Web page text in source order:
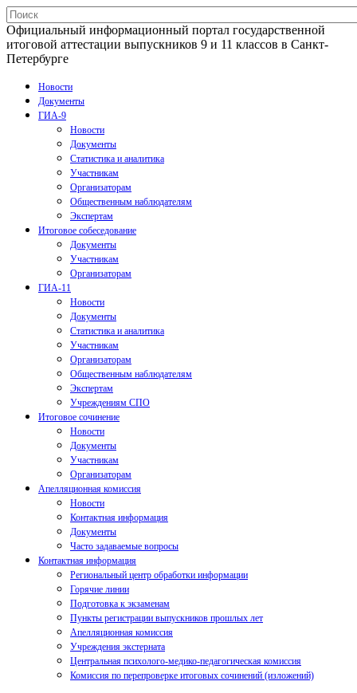
Официальный информационный портал государственной
итоговой аттестации выпускников 9 и 11 классов в Санкт-
Петербурге
Новости
Документы
ГИА-9
Новости
Документы
Статистика и аналитика
Участникам
Организаторам
Общественным наблюдателям
Экспертам
Итоговое собеседование
Документы
Участникам
Организаторам
ГИА-11
Новости
Документы
Статистика и аналитика
Участникам
Организаторам
Общественным наблюдателям
Экспертам
Учреждениям СПО
Итоговое сочинение
Новости
Документы
Участникам
Организаторам
Апелляционная комиссия
Новости
Контактная информация
Документы
Часто задаваемые вопросы
Контактная информация
Региональный центр обработки информации
Горячие линии
Подготовка к экзаменам
Пункты регистрации выпускников прошлых лет
Апелляционная комиссия
Учреждения экстерната
Центральная психолого-медико-педагогическая комиссия
Комиссия по перепроверке итоговых сочинений (изложений)